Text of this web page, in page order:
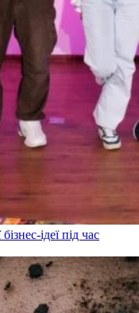
ідеї під час